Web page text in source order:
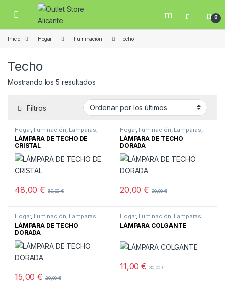
Skip to navigation
Skip to content
Open 0
Inicio Hogar Iluminación Techo
Techo
Mostrando los 5 resultadosOrdenado por los últimos
Filtros
Hogar, Iluminación Lamparas
Techo
LÁMPARA DE TECHO DE
CRISTAL
48,00€ 60,00€
Hogar, Iluminación Lamparas
Techo
LÁMPARA DE TECHO
DORADA
20,00€ 30,00€
Hogar, Iluminación, Lamparas,
Techo
LÁMPARA DE TECHO
DORADA
15,00€ 20,00€
Hogar, Iluminación, Lamparas,
Techo
LÁMPARA COLGANTE
11,00€ 30,00€